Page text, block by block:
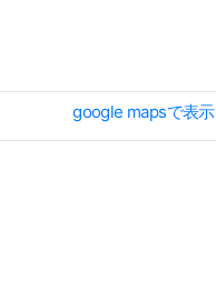
google mapsで表示